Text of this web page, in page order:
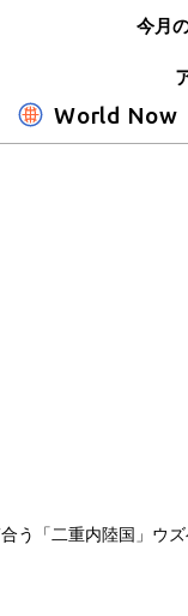
World Now
今月
う「二重内陸国」ウ